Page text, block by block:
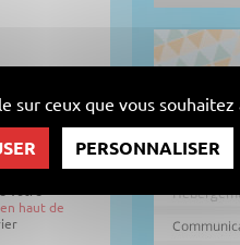
Eugène
haut de
sur ceux que vous souhaitez
PERSONNALISER